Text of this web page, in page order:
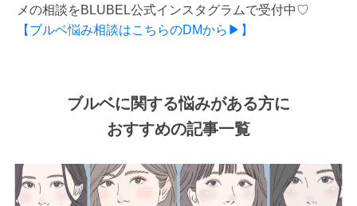
メの相談をBLUBEL公式インスタグラムで受付中♡
【ブルベ悩み相談はこちらのDMから▶】
ブルベに関する悩みがある方に
おすすめの記事一覧